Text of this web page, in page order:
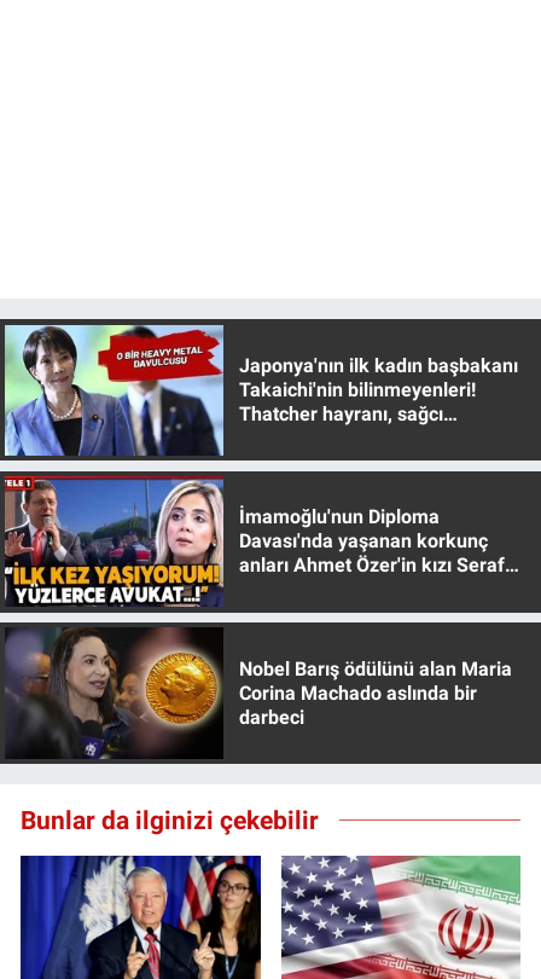
Japonya'nın ilk kadın başbakanı
Takaichi'nin bilinmeyenleri!
Thatcher hayranı, sağcı
İmamoğlu'nun Diploma
Davası'nda yaşanan korkunç
anları Ahmet Özer'in kızı Seraf
Nobel Barış ödülünü alan Maria
Corina Machado aslında bir
darbeci
Bunlar da ilginizi çekebilir